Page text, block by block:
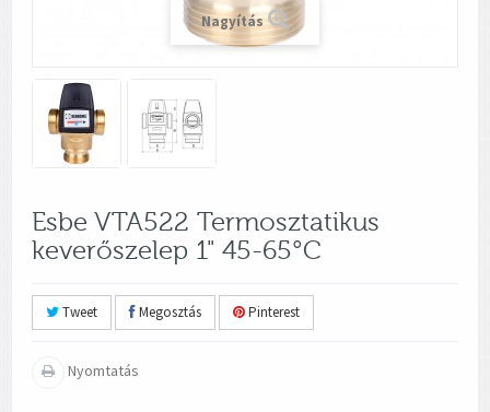
Nagyítás
Esbe VTA522 Termosztatikus
keverőszelep 1" 45-65°C
Tweet Megosztás Pinterest
Nyomtatás